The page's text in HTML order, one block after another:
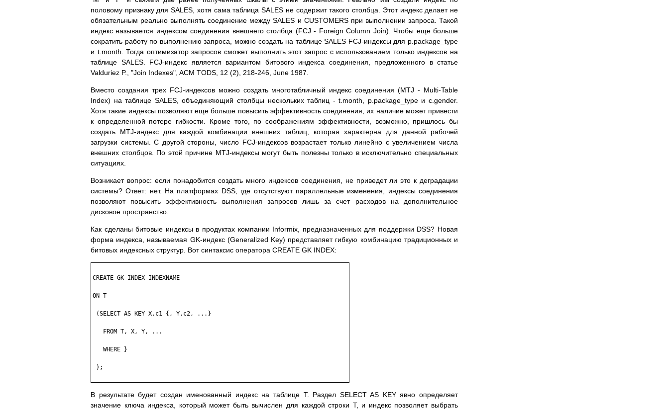
половому признаку для SALES, хотя сама таблица SALES не содержит такого столбца. Этот индекс делает не
обязательным реально выполнять соединение между SALES и CUSTOMERS при выполнении запроса. Такой
индекс называется индексом соединения внешнего столбца (FCJ - Foreign Column Join). Чтобы еще больше
сократить работу по выполнению запроса, можно создать на таблице SALES FCJ-индексы для p.package_type
и t.month. Тогда оптимизатор запросов сможет выполнить этот запрос с использованием только индексов на
таблице SALES. FCJ-индекс является вариантом битового индекса соединения, предложенного в статье
Valduriez P., "Join Indexes", ACM TODS, 12 (2), 218-246, June 1987.
Вместо создания трех FCJ-индексов можно создать многотабличный индекс соединения (MTJ - Multi-Table
Index) на таблице SALES, объединяющий столбцы нескольких таблиц - t.month, p.package_type и c.gender.
Хотя такие индексы позволяют еще больше повысить эффективность соединения, их наличие может привести
к определенной потере гибкости. Кроме того, по соображениям эффективности, возможно, пришлось бы
создать MTJ-индекс для каждой комбинации внешних таблиц, которая характерна для данной рабочей
загрузки системы. С другой стороны, число FCJ-индексов возрастает только линейно с увеличением числа
внешних столбцов. По этой причине MTJ-индексы могут быть полезны только в исключительно специальных
ситуациях.
Возникает вопрос: если понадобится создать много индексов соединения, не приведет ли это к деградации
системы? Ответ: нет. На платформах DSS, где отсутствуют параллельные изменения, индексы соединения
позволяют повысить эффективность выполнения запросов лишь за счет расходов на дополнительное
дисковое пространство.
Как сделаны битовые индексы в продуктах компании Informix, предназначенных для поддержки DSS? Новая
форма индекса, называемая GK-индекс (Generalized Key) представляет гибкую комбинацию традиционных и
битовых индексных структур. Вот синтаксис оператора CREATE GK INDEX:
CREATE GK INDEX INDEXNAME
ON T
(SELECT AS KEY X.c1 {, Y.c2, ...}
   FROM T, X, Y, ...
   WHERE
}
);
В результате будет создан именованный индекс на таблице T. Раздел SELECT AS KEY явно определяет
значение ключа индекса, который может быть вычислен для каждой строки T, и индекс позволяет выбрать